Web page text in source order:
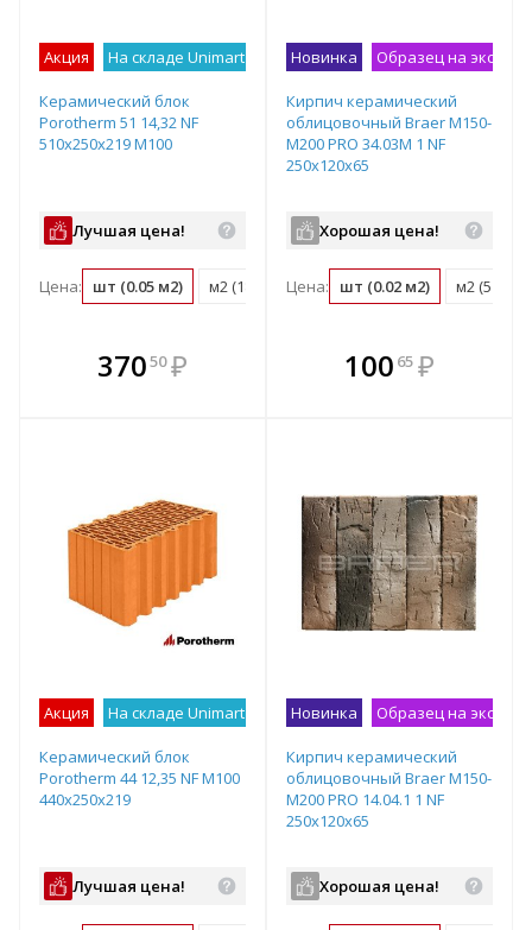
Акция На складе Unimart Лучшее предложение
Керамический блок
Porotherm 51 14,32 NF
510х250х219 М100
Лучшая цена!
Цена: шт (0.05 м2) м2 (18.3 шт) м3 (35.8 шт) поддон (50
37050 ₽
В комплекте
всегда выгоднее!
Новинка Образец на
Кирпич керамический
облицовочный Braer M150-
M200 PRO 34.03M 1 NF
250x120x65
Хорошая цена!
Цена: шт (0.02 м2) м2 (51 шт)
В комплекте
всегда выгоднее!
100 65 ₽
Акция На складе Unimart Лучшее предложение
Керамический блок
Porotherm 44 12,35 NF М100
440x250x219
Лучшая цена!
Новинка Образец на
Кирпич керамический
облицовочный Braer M150-
M200 PRO 14.04.1 1 NF
250x120x65
Хорошая цена!